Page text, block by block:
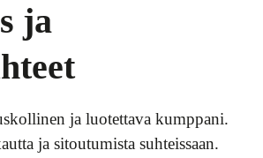
ja
ja luotettava kumppani.
ja sitoutumista suhteissaan.